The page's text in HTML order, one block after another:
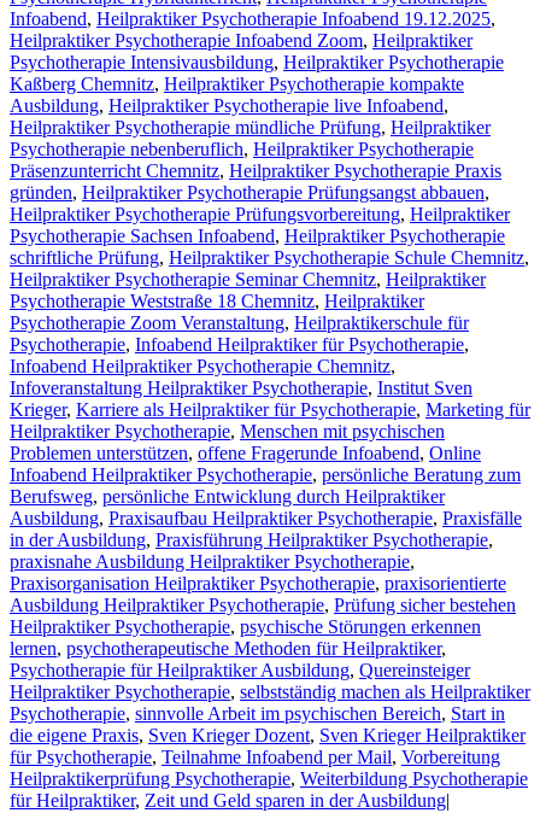
Infoabend, Heilpraktiker Psychotherapie Infoabend 19.12.2025,
Heilpraktiker Psychotherapie Infoabend Zoom, Heilpraktiker
Psychotherapie Intensivausbildung, Heilpraktiker Psychotherapie
Kaßberg Chemnitz, Heilpraktiker Psychotherapie kompakte
Ausbildung, Heilpraktiker Psychotherapie live Infoabend,
Heilpraktiker Psychotherapie mündliche Prüfung, Heilpraktiker
Psychotherapie nebenberuflich, Heilpraktiker Psychotherapie
Präsenzunterricht Chemnitz, Heilpraktiker Psychotherapie Praxis
gründen, Heilpraktiker Psychotherapie Prüfungsangst abbauen,
Heilpraktiker Psychotherapie Prüfungsvorbereitung, Heilpraktiker
Psychotherapie Sachsen Infoabend, Heilpraktiker Psychotherapie
schriftliche Prüfung, Heilpraktiker Psychotherapie Schule Chemnitz,
Heilpraktiker Psychotherapie Seminar Chemnitz, Heilpraktiker
Psychotherapie Weststraße 18 Chemnitz, Heilpraktiker
Psychotherapie Zoom Veranstaltung, Heilpraktikerschule für
Psychotherapie, Infoabend Heilpraktiker für Psychotherapie,
Infoabend Heilpraktiker Psychotherapie Chemnitz,
Infoveranstaltung Heilpraktiker Psychotherapie, Institut Sven
Krieger, Karriere als Heilpraktiker für Psychotherapie, Marketing für
Heilpraktiker Psychotherapie, Menschen mit psychischen
Problemen unterstützen, offene Fragerunde Infoabend, Online
Infoabend Heilpraktiker Psychotherapie, persönliche Beratung zum
Berufsweg, persönliche Entwicklung durch Heilpraktiker
Ausbildung, Praxisaufbau Heilpraktiker Psychotherapie, Praxisfälle
in der Ausbildung, Praxisführung Heilpraktiker Psychotherapie,
praxisnahe Ausbildung Heilpraktiker Psychotherapie,
Praxisorganisation Heilpraktiker Psychotherapie, praxisorientierte
Ausbildung Heilpraktiker Psychotherapie, Prüfung sicher bestehen
Heilpraktiker Psychotherapie, psychische Störungen erkennen
lernen, psychotherapeutische Methoden für Heilpraktiker,
Psychotherapie für Heilpraktiker Ausbildung, Quereinsteiger
Heilpraktiker Psychotherapie, selbstständig machen als Heilpraktiker
Psychotherapie, sinnvolle Arbeit im psychischen Bereich, Start in
die eigene Praxis, Sven Krieger Dozent, Sven Krieger Heilpraktiker
für Psychotherapie, Teilnahme Infoabend per Mail, Vorbereitung
Heilpraktikerprüfung Psychotherapie, Weiterbildung Psychotherapie
für Heilpraktiker, Zeit und Geld sparen in der Ausbildung|